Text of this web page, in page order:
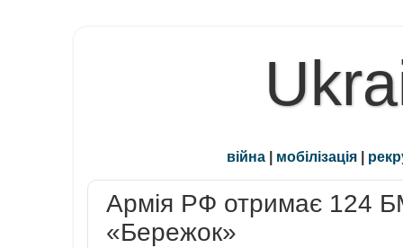
війна | мобілізація |
Армія РФ отримає 124
«Бережок»